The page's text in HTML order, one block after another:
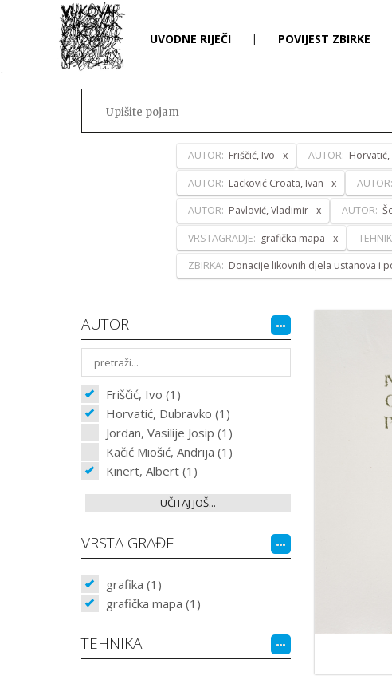
UVODNE RIJEČI | POVIJEST ZBIRKE
AUTOR: Friščić, Ivo AUTOR:
AUTOR: Lacković Croata, Ivan AUTOR:
AUTOR: Pavlović, Vladimir AUTOR:
VRSTAGRADJE: grafička mapa
ZBIRKA: Donacije likovnih djela ustanova i
AUTOR
Friščić, Ivo (1)
Horvatić, Dubravko (1)
Jordan, Vasilije Josip (1)
Kačić Miošić, Andrija (1)
Kinert, Albert (1)
UČITAJ JOŠ...
VRSTA GRAĐE
grafika (1)
grafička mapa (1)
TEHNIKA